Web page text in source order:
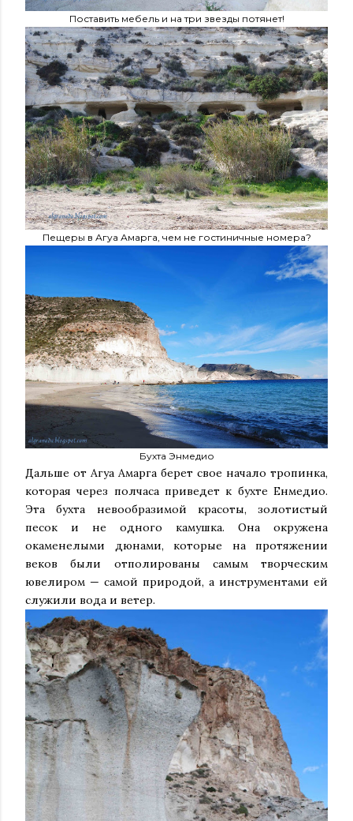
Поставить мебель и на три звезды потянет!
Пещеры в Агуа Амарга, чем не гостиничные номера?
Бухта Энмедио
Дальше от Агуа Амарга берет свое начало тропинка,
которая через полчаса приведет к бухте Енмедио.
Эта бухта невообразимой красоты, золотистый
песок и не одного камушка. Она окружена
окаменелыми дюнами, которые на протяжении
веков были отполированы самым творческим
ювелиром — самой природой, а инструментами ей
служили вода и ветер.